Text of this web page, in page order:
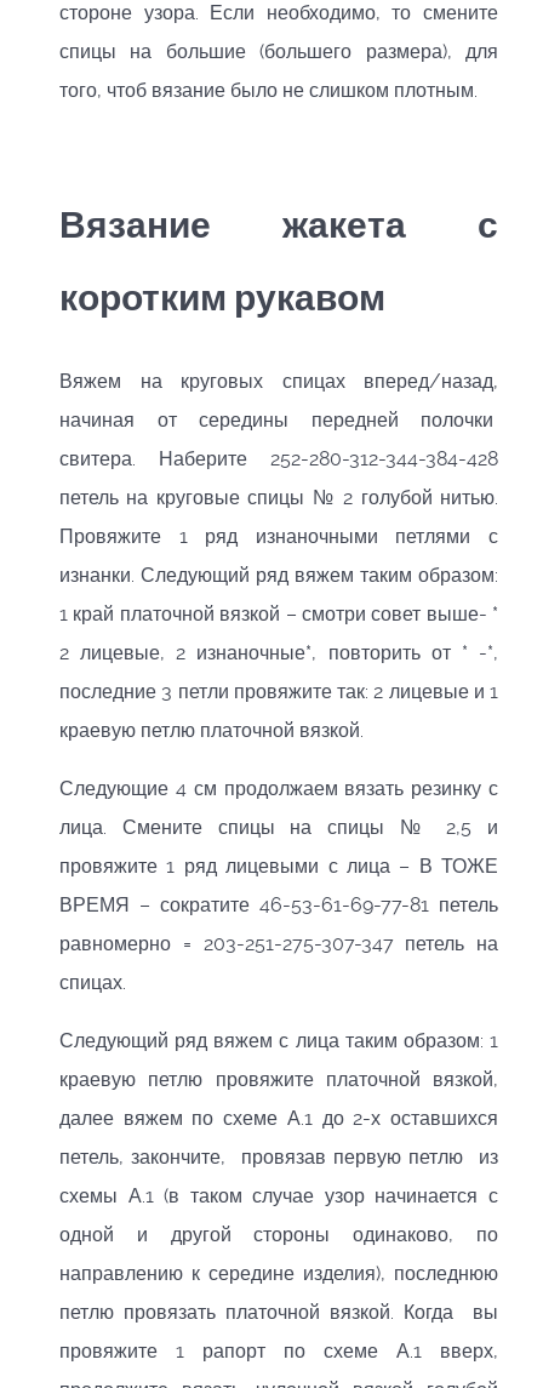
стороне узора. Если необходимо, то смените
спицы на большие (большего размера), для
того, чтоб вязание было не слишком плотным.
Вязание жакета с
коротким рукавом
Вяжем на круговых спицах вперед/назад,
начиная от середины передней полочки
свитера. Наберите 252-280-312-344-384-428
петель на круговые спицы № 2 голубой нитью.
Провяжите 1 ряд изнаночными петлями с
изнанки. Следующий ряд вяжем таким образом:
1 край платочной вязкой – смотри совет выше- *
2 лицевые, 2 изнаночные*, повторить от * -*,
последние 3 петли провяжите так: 2 лицевые и 1
краевую петлю платочной вязкой.
Следующие 4 см продолжаем вязать резинку с
лица. Смените спицы на спицы № 2,5 и
провяжите 1 ряд лицевыми с лица – В ТОЖЕ
ВРЕМЯ – сократите 46-53-61-69-77-81 петель
равномерно = 203-251-275-307-347 петель на
спицах.
Следующий ряд вяжем с лица таким образом: 1
краевую петлю провяжите платочной вязкой,
далее вяжем по схеме А.1 до 2-х оставшихся
петель, закончите, провязав первую петлю из
схемы А.1 (в таком случае узор начинается с
одной и другой стороны одинаково, по
направлению к середине изделия), последнюю
петлю провязать платочной вязкой. Когда вы
провяжите 1 рапорт по схеме А.1 вверх,